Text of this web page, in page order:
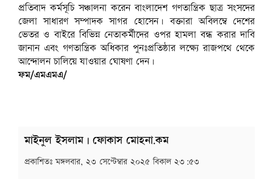
প্রতিবাদ কর্মসূচি সঞ্চালনা করেন বাংলাদেশ গণতান্ত্রিক ছাত্র সংসদের
জেলা সাধারণ সম্পাদক সাগর হোসেন। বক্তারা অবিলম্বে দেশের
ভেতর ও বাইরে বিভিন্ন নেতাকর্মীদের ওপর হামলা বন্ধ করার দাবি
জানান এবং গণতান্ত্রিক অধিকার পুনঃপ্রতিষ্ঠার লক্ষ্যে রাজপথে থেকে
আন্দোলন চালিয়ে যাওয়ার ঘোষণা দেন।
ফম/এমএমএ/
মাইনুল ইসলাম | ফোকাস মোহনা.কম
প্রকাশিতঃমঙ্গলবার, ২৩ সেপ্টেম্বার ২০২৫ বিকাল ২৩:৫৩